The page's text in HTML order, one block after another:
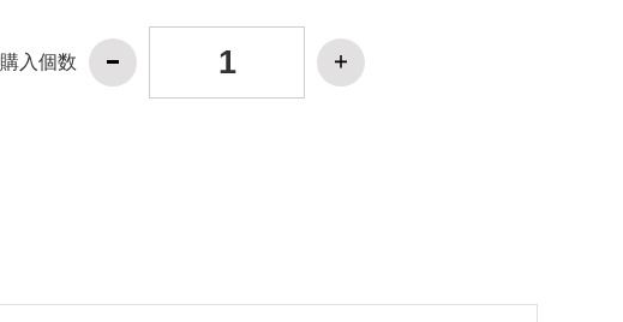
購入個数